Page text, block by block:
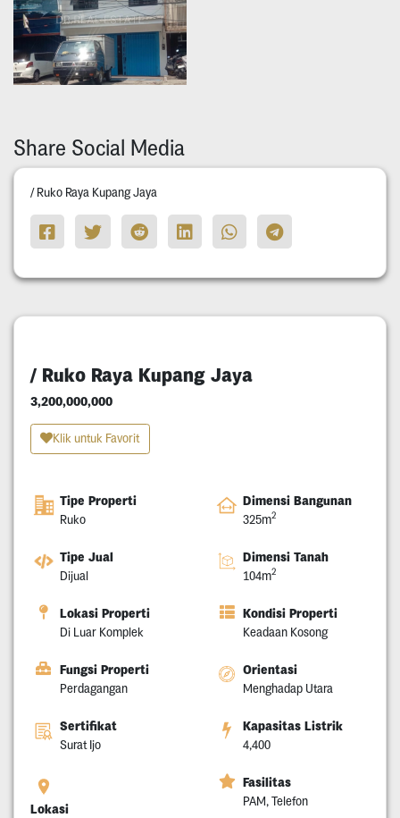
Share Social Media
/ Ruko Raya Kupang Jaya
/ Ruko Raya Kupang Jaya
3,200,000,000
Klik untuk Favorit
Tipe Properti
Ruko
Dimensi Bangunan
325m2
Tipe Jual
Dijual
Dimensi Tanah
104m2
Lokasi Properti
Di Luar Komplek
Kondisi Properti
Keadaan Kosong
Fungsi Properti
Perdagangan
Orientasi
Menghadap Utara
Sertifikat
Surat Ijo
Kapasitas Listrik
4,400
Lokasi
Fasilitas
PAM, Telefon